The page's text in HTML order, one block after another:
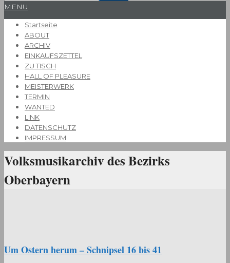
Primary
Menu
MENU
Startseite
ABOUT
ARCHIV
EINKAUFSZETTEL
ZU TISCH
HALL OF PLEASURE
MEISTERWERK
TERMIN
WANTED
LINK
DATENSCHUTZ
IMPRESSUM
Volksmusikarchiv des Bezirks
Oberbayern
Um Ostern herum – Schnipsel 16 bis 41